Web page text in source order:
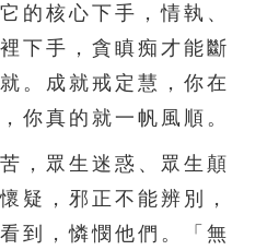
的核心下手，情執、
下手，貪瞋痴才能斷
。成就戒定慧，你在
你真的就一帆風順。
眾生迷惑、眾生顛
疑，邪正不能辨別，
到，憐憫他們。「無